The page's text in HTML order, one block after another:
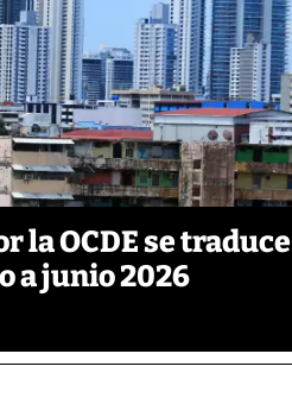
la OCDE se traduce
a junio 2026